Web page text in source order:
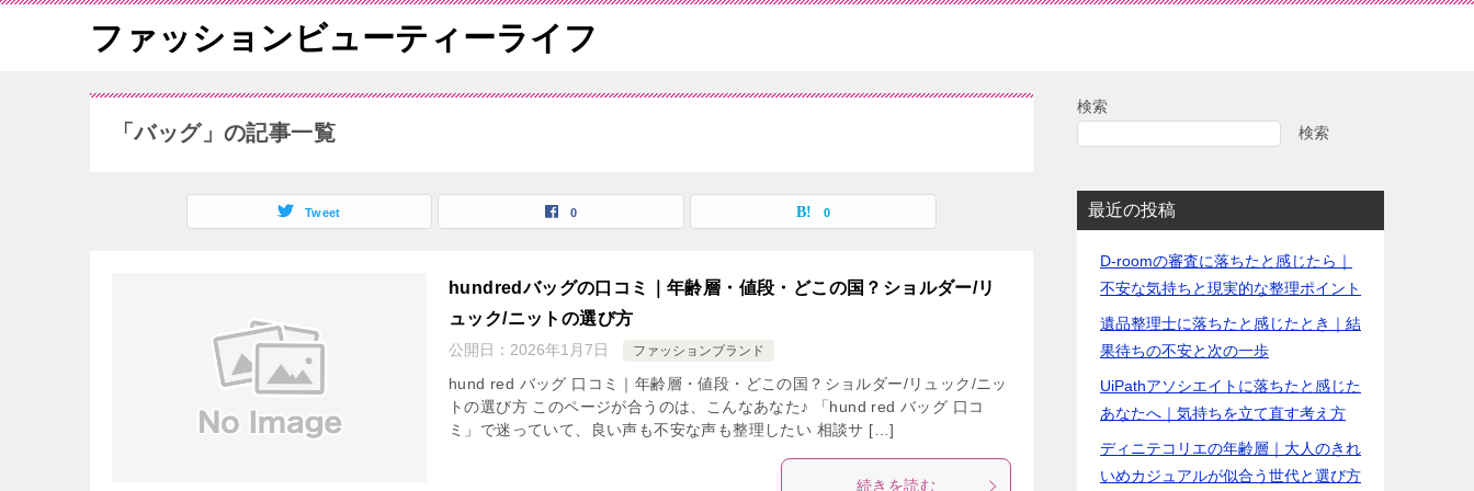
ファッションビューティーライフ
「バッグ」の記事一覧
Tweet 0 0
hundredバッグの口コミ｜年齢層・値段・どこの国？ショルダー/リ
ュック/ニットの選び方
公開日： 2026年1月7日 ファッションブランド
hund red バッグ 口コミ｜年齢層・値段・どこの国？ショルダー/リュック/ニッ
トの選び方 このページが合うのは、こんなあなた♪ 「hund red バッグ 口コ
ミ」で迷っていて、良い声も不安な声も整理したい 相談サ […]
続きを読む
検索
検索
最近の投稿
D-roomの審査に落ちたと感じたら｜
不安な気持ちと現実的な整理ポイント
遺品整理士に落ちたと感じたとき｜結
果待ちの不安と次の一歩
UiPathアソシエイトに落ちたと感じた
あなたへ｜気持ちを立て直す考え方
ディニテコリエの年齢層｜大人のきれ
いめカジュアルが似合う世代と選び方